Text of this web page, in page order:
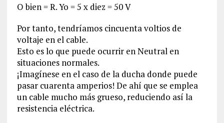
O bien = R. Yo = 5 x diez = 50 V
Por tanto, tendríamos cincuenta voltios de
voltaje en el cable.
Esto es lo que puede ocurrir en Neutral en
situaciones normales.
¡Imagínese en el caso de la ducha donde puede
pasar cuarenta amperios! De ahí que se emplea
un cable mucho más grueso, reduciendo así la
resistencia eléctrica.